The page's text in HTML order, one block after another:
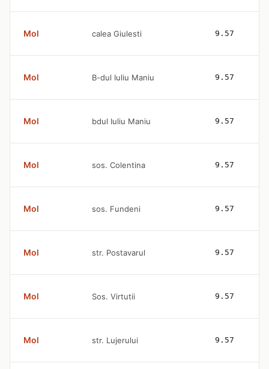
Mol calea Giulesti 9.57
Mol B-dul Iuliu Maniu 9.57
Mol bdul Iuliu Maniu 9.57
Mol sos. Colentina 9.57
Mol sos. Fundeni 9.57
Mol str. Postavarul 9.57
Mol Sos. Virtutii 9.57
Mol str. Lujerului 9.57